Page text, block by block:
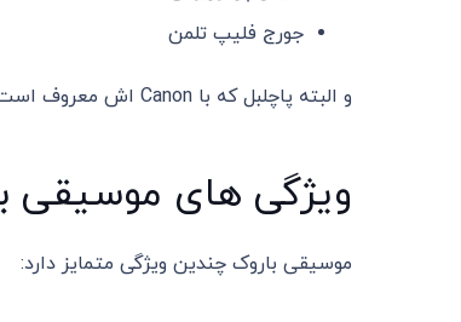
جورج فلیپ تلمن
و البته پاچلبل که با Canon اش معروف است.
ویژگی های موسیقی
موسیقی باروک چندین ویژگی متمایز دارد: